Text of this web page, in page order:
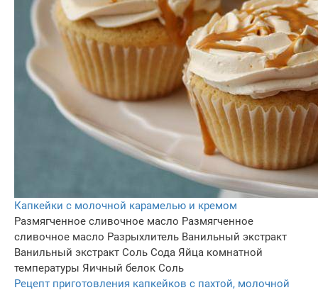
Капкейки с молочной карамелью и кремом
Размягченное сливочное масло Размягченное
сливочное масло Разрыхлитель Ванильный экстракт
Ванильный экстракт Соль Сода Яйца комнатной
температуры Яичный белок Соль
Рецепт приготовления капкейков с пахтой, молочной